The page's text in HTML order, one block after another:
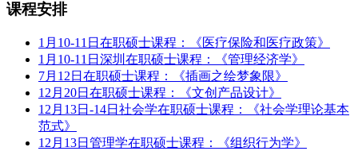
课程安排
1月10-11日在职硕士课程：《医疗保险和医疗政策》
1月10-11日深圳在职硕士课程：《管理经济学》
7月12日在职硕士课程：《插画之绘梦象限》
12月20日在职硕士课程：《文创产品设计》
12月13日-14日社会学在职硕士课程：《社会学理论基本
范式》
12月13日管理学在职硕士课程：《组织行为学》